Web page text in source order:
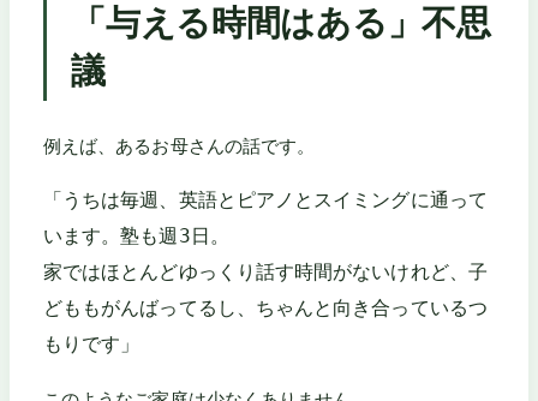
「与える時間はある」不思
議
例えば、あるお母さんの話です。
「うちは毎週、英語とピアノとスイミングに通って
います。塾も週3日。
家ではほとんどゆっくり話す時間がないけれど、子
どももがんばってるし、ちゃんと向き合っているつ
もりです」